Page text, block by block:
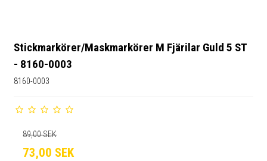
Stickmarkörer/Maskmarkörer M Fjärilar Guld 5 ST
- 8160-0003
8160-0003
89,00 SEK
73,00 SEK